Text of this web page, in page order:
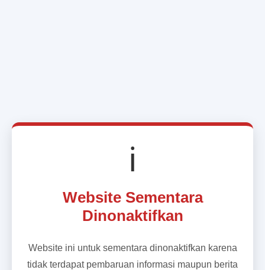
ℹ️
Website Sementara
Dinonaktifkan
Website ini untuk sementara dinonaktifkan karena
tidak terdapat pembaruan informasi maupun berita